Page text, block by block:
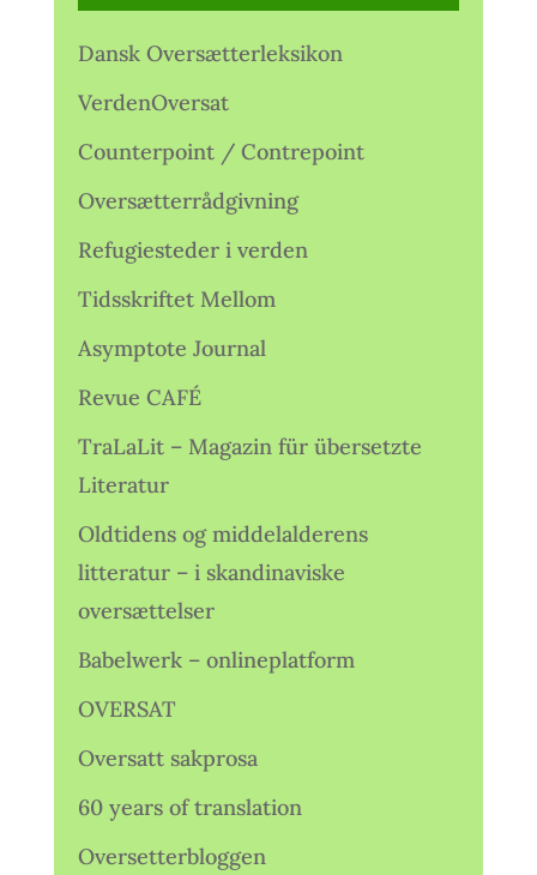
Dansk Oversætterleksikon
VerdenOversat
Counterpoint / Contrepoint
Oversætterrådgivning
Refugiesteder i verden
Tidsskriftet Mellom
Asymptote Journal
Revue CAFÉ
TraLaLit – Magazin für übersetzte
Literatur
Oldtidens og middelalderens
litteratur – i skandinaviske
oversættelser
Babelwerk – onlineplatform
OVERSAT
Oversatt sakprosa
60 years of translation
Oversetterbloggen